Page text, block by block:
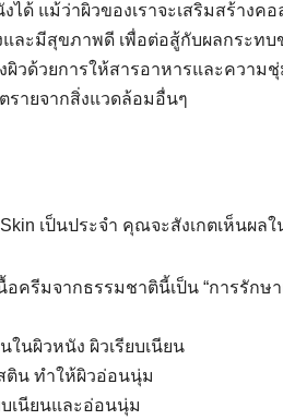
ด้ แม้ว่าผิวของเราจะเสริมสร้าง
ละมีสุขภาพดี เพื่อต่อสู้กับผลกระท
งผิวด้วยการให้สารอาหารและคว
รายจากสิ่งแวดล้อมอื่นๆ
เป็นประจำ คุณจะสังเกตเห็นผลใ
อครีมจากธรรมชาตินี้เป็น “การรัก
นผิวหนัง ผิวเรียบเนียน
ติน ทำให้ผิวอ่อนนุ่ม
เนียนและอ่อนนุ่ม